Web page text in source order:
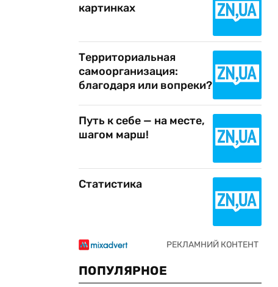
картинках
Территориальная
самоорганизация:
благодаря или вопреки?
Путь к себе — на месте,
шагом марш!
Статистика
ПОПУЛЯРНОЕ